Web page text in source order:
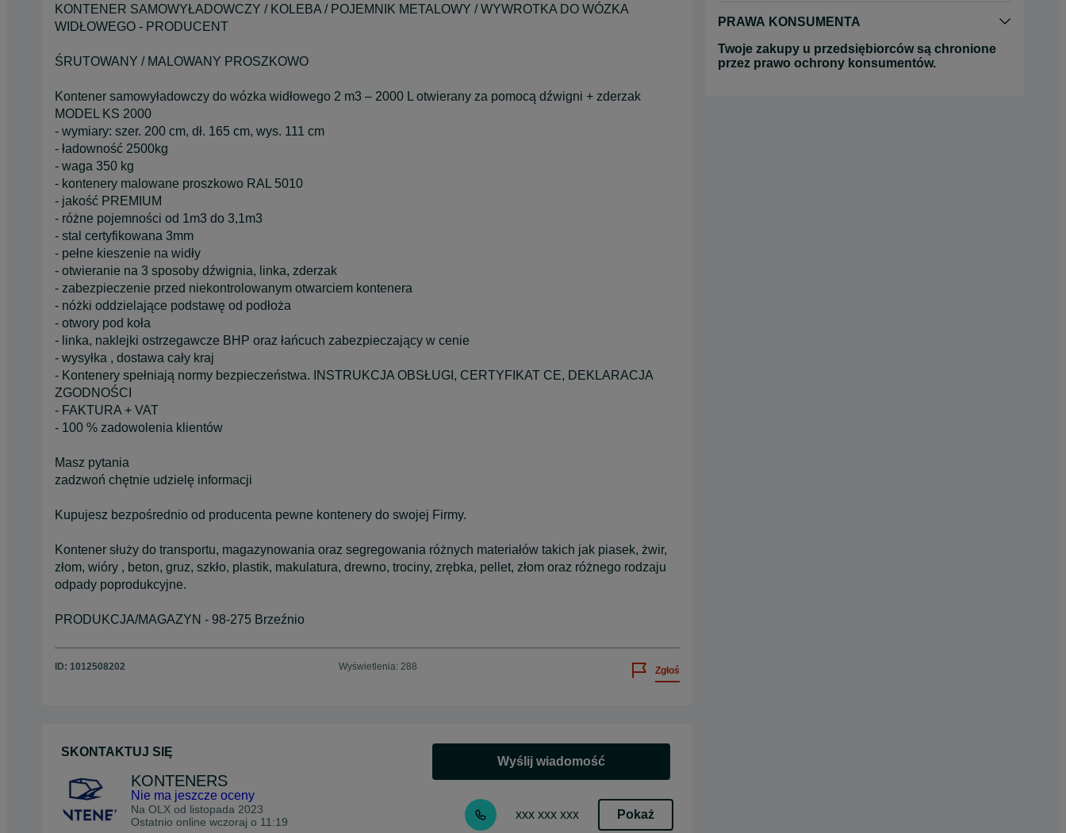
KONTENER SAMOWYŁADOWCZY / KOLEBA / POJEMNIK METALOWY / WYWROTKA DO WÓZKA
WIDŁOWEGO - PRODUCENT
ŚRUTOWANY / MALOWANY PROSZKOWO
Kontener samowyładowczy do wózka widłowego 2 m3 – 2000 L otwierany za pomocą dźwigni + zderzak
MODEL KS 2000
- wymiary: szer. 200 cm, dł. 165 cm, wys. 111 cm
- ładowność 2500kg
- waga 350 kg
- kontenery malowane proszkowo RAL 5010
- jakość PREMIUM
- różne pojemności od 1m3 do 3,1m3
- stal certyfikowana 3mm
- pełne kieszenie na widły
- otwieranie na 3 sposoby dźwignia, linka, zderzak
- zabezpieczenie przed niekontrolowanym otwarciem kontenera
- nóżki oddzielające podstawę od podłoża
- otwory pod koła
- linka, naklejki ostrzegawcze BHP oraz łańcuch zabezpieczający w cenie
- wysyłka , dostawa cały kraj
- Kontenery spełniają normy bezpieczeństwa. INSTRUKCJA OBSŁUGI, CERTYFIKAT CE, DEKLARACJA
ZGODNOŚCI
- FAKTURA + VAT
- 100 % zadowolenia klientów
Masz pytania
zadzwoń chętnie udzielę informacji
Kupujesz bezpośrednio od producenta pewne kontenery do swojej Firmy.
Kontener służy do transportu, magazynowania oraz segregowania różnych materiałów takich jak piasek, żwir,
złom, wióry , beton, gruz, szkło, plastik, makulatura, drewno, trociny, zrębka, pellet, złom oraz różnego rodzaju
odpady poprodukcyjne.
PRODUKCJA/MAGAZYN - 98-275 Brzeźnio
ID: 1012508202 Wyświetlenia: 288 Zgłoś
SKONTAKTUJ SIĘ
KONTENERS
Nie ma jeszcze oceny
Na OLX od listopada 2023
Ostatnio online wczoraj o 11:19
Wyślij wiadomość
xxx xxx xxx Pokaż
PRAWA KONSUMENTA
Twoje zakupy u przedsiębiorców są chronione
przez prawo ochrony konsumentów.